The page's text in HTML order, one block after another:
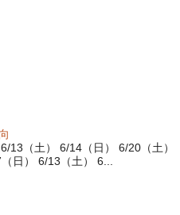
13（土） 6/14（日） 6/20（土）
日） 6/13（土） 6...